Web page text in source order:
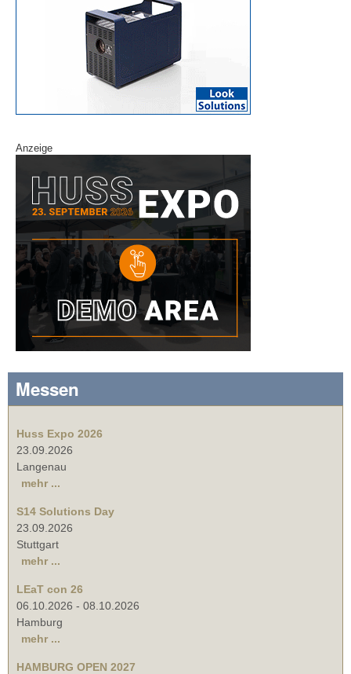
Anzeige
Messen
Huss Expo 2026
23.09.2026
Langenau
mehr ...
S14 Solutions Day
23.09.2026
Stuttgart
mehr ...
LEaT con 26
06.10.2026 - 08.10.2026
Hamburg
mehr ...
HAMBURG OPEN 2027